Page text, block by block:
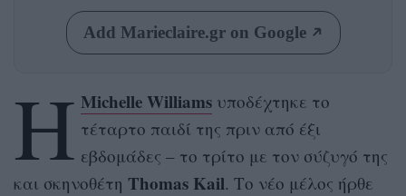
Add Marieclaire.gr on Google
Η Michelle Williamsυποδέχτηκε το
τέταρτο παιδί της πριν από έξι
εβδομάδες – το τρίτο με τον σύζυγό της
και σκηνοθέτη Thomas Kail. Το νέο μέλος ήρθε